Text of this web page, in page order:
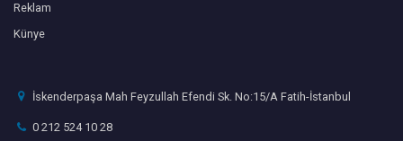
Reklam
Künye
İskenderpaşa Mah Feyzullah Efendi Sk. No:15/A Fatih-İstanbul
0 212 524 10 28